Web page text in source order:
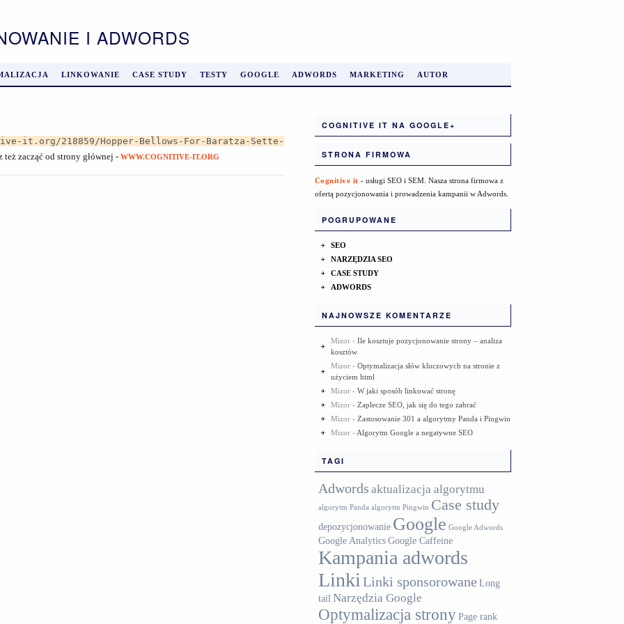
I ADWORDS
LINKOWANIE CASE STUDY TESTY GOOGLE ADWORDS MARKETING AUTOR
it.org/218859/Hopper-Bellows-For-Baratza-Sette-
zacząć od strony głównej - WWW.COGNITIVE-IT.ORG
COGNITIVE IT NA GOOGLE+
STRONA FIRMOWA
Cognitive it - usługi SEO i SEM. Nasza strona firmowa z
ofertą pozycjonowania i prowadzenia kampanii w Adwords.
POGRUPOWANE
SEO
NARZĘDZIA SEO
CASE STUDY
ADWORDS
NAJNOWSZE KOMENTARZE
Mizor- Ile kosztuje pozycjonowanie strony – analiza
kosztów
Mizor- Optymalizacja słów kluczowych na stronie z
użyciem html
Mizor- W jaki sposób linkować stronę
Mizor- Zaplecze SEO, jak się do tego zabrać
Mizor- Zastosowanie 301 a algorytmy Panda i Pingwin
Mizor- Algorytm Google a negatywne SEO
TAGI
Adwords aktualizacja algorytmu
algorytm Panda algorytm Pingwin Case study
depozycjonowanie Google Google Adwords
Google AnalyticsGoogle Caffeine
Kampania adwords
Linki Linki sponsorowane Long
tail Narzędzia Google
Optymalizacja stronyPage rank